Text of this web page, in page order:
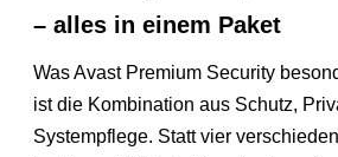
– alles in einem Paket
Was Avast Premium Security
ist die Kombination aus Schutz,
Systempflege. Statt vier